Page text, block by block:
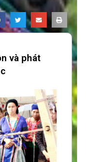
và phát